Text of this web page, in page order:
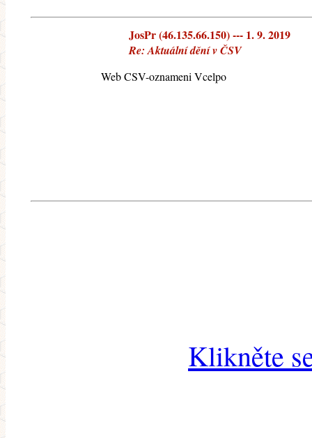
JosPr (46.135.66.150) --- 1. 9. 2019
Re: Aktuální dění v ČSV
Web CSV-oznameni Vcelpo
Klikněte